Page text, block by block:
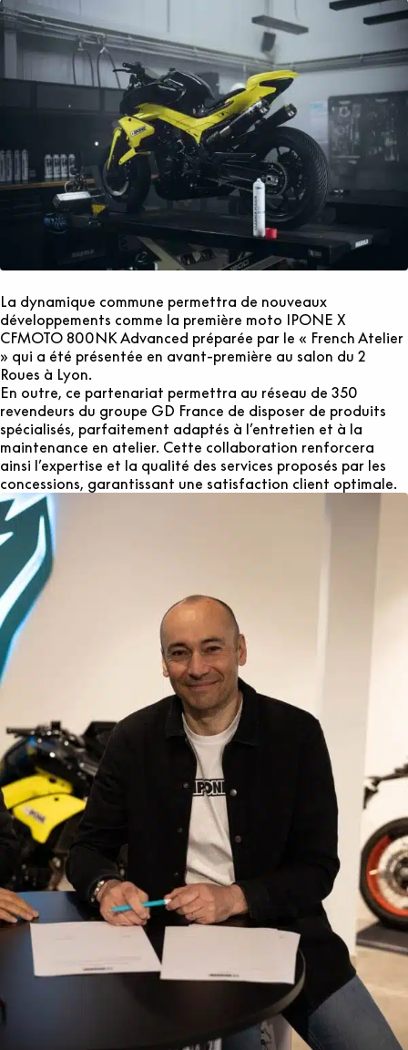
La dynamique commune permettra de nouveaux
développements comme la première moto IPONE X
CFMOTO 800NK Advanced préparée par le « French Atelier
» qui a été présentée en avant-première au salon du 2
Roues à Lyon.
En outre, ce partenariat permettra au réseau de 350
revendeurs du groupe GD France de disposer de produits
spécialisés, parfaitement adaptés à l’entretien et à la
maintenance en atelier. Cette collaboration renforcera
ainsi l’expertise et la qualité des services proposés par les
concessions, garantissant une satisfaction client optimale.